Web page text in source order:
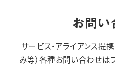
お問い
サービス・アライアンス提
み等）各種お問い合わせは